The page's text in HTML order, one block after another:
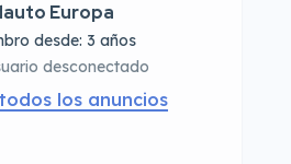
Europa
desde: 3 años
desconectado
los anuncios